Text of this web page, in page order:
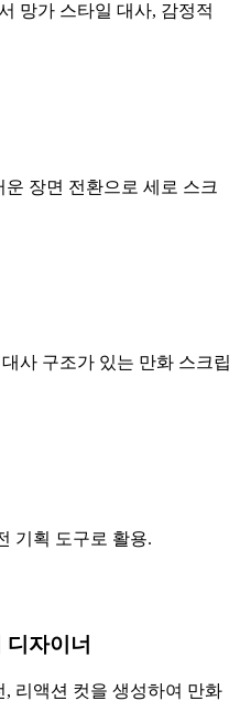
망가 스타일 대사, 감정적
장면 전환으로 세로 스크
사 구조가 있는 만화 스크립
기획 도구로 활용.
자이너
리액션 컷을 생성하여 만화